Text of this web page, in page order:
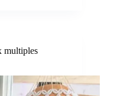
multiples